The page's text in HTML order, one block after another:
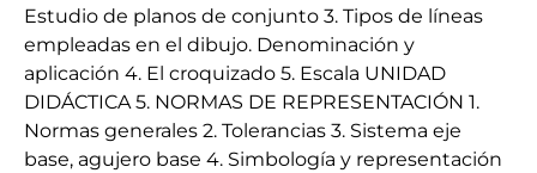
Estudio de planos de conjunto 3. Tipos de líneas
empleadas en el dibujo. Denominación y
aplicación 4. El croquizado 5. Escala UNIDAD
DIDÁCTICA 5. NORMAS DE REPRESENTACIÓN 1.
Normas generales 2. Tolerancias 3. Sistema eje
base, agujero base 4. Simbología y representación